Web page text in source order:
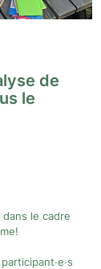
de
le
le cadre